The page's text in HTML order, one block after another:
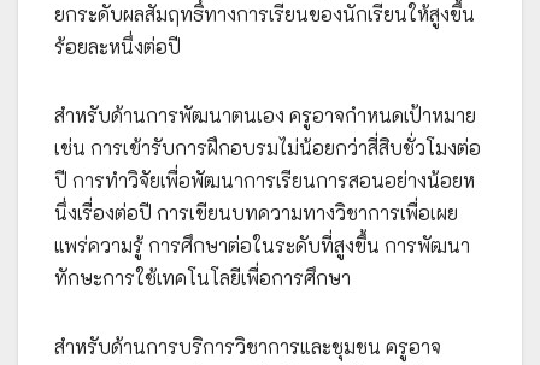
ยกระดับผลสัมฤทธิ์ทางการเรียนของนักเรียนให้สูงขึ้น
ร้อยละหนึ่งต่อปี
สำหรับด้านการพัฒนาตนเอง ครูอาจกำหนดเป้าหมาย
เช่น การเข้ารับการฝึกอบรมไม่น้อยกว่าสี่สิบชั่วโมงต่อ
ปี การทำวิจัยเพื่อพัฒนาการเรียนการสอนอย่างน้อยห
นึ่งเรื่องต่อปี การเขียนบทความทางวิชาการเพื่อเผย
แพร่ความรู้ การศึกษาต่อในระดับที่สูงขึ้น การพัฒนา
ทักษะการใช้เทคโนโลยีเพื่อการศึกษา
สำหรับด้านการบริการวิชาการและชุมชน ครูอาจ